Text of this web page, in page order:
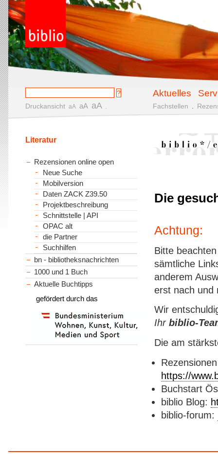
Aktuelles
Druckansicht aA aA aA Fachstellen
Die
Achtung:
Bitte
sämtliche
anderem
erst nach und
Wir
Ihr biblio-
Die am
https://
Buchstart
biblio Blog:
biblio-forum:
Literatur
Rezensionen online open
Neue Suche
Mobilversion
Daten ZACK Z39.50
Projektbeschreibung
Schnittstelle | API
OPAC alt
die Partner
Suchhilfen
bn - bibliotheksnachrichten
1000 und 1 Buch
Aktuelle Buchtipps
gefördert durch das